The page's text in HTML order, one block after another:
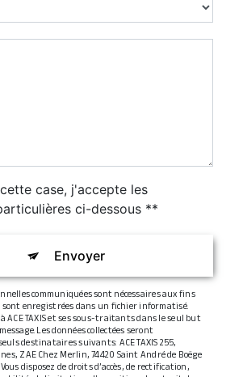
case, j'accepte les
ci-dessous **
Envoyer
communiquées sont nécessaires aux fins
sont enregistrées dans un fichier informatisé.
ACE TAXIS et ses sous-traitants dans le seul but
Les données collectées seront
destinataires suivants: ACE TAXIS 255,
ZAE Chez Merlin, 74420 Saint André de Boëge
disposez de droits d’accès, de rectification,